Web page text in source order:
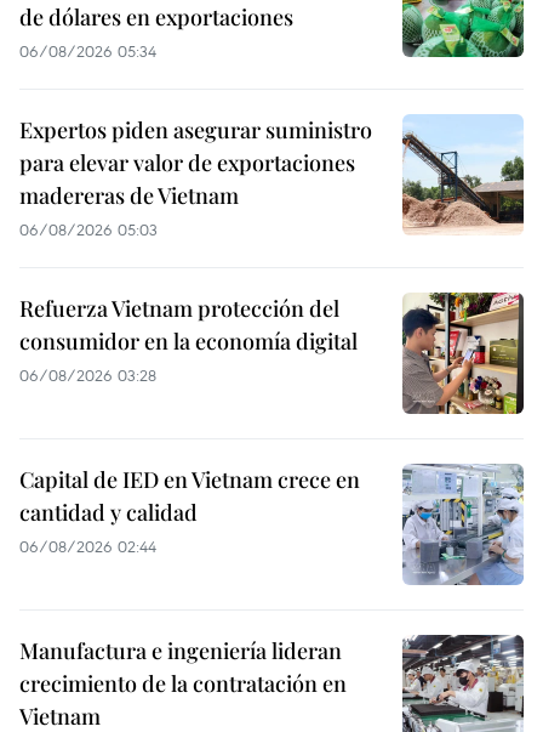
de dólares en exportaciones
06/08/2026 05:34
Expertos piden asegurar suministro
para elevar valor de exportaciones
madereras de Vietnam
06/08/2026 05:03
Refuerza Vietnam protección del
consumidor en la economía digital
06/08/2026 03:28
Capital de IED en Vietnam crece en
cantidad y calidad
06/08/2026 02:44
Manufactura e ingeniería lideran
crecimiento de la contratación en
Vietnam